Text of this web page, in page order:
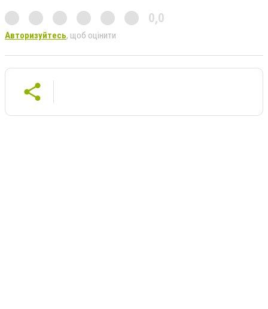
0,0
Авторизуйтесь, щоб оцінити